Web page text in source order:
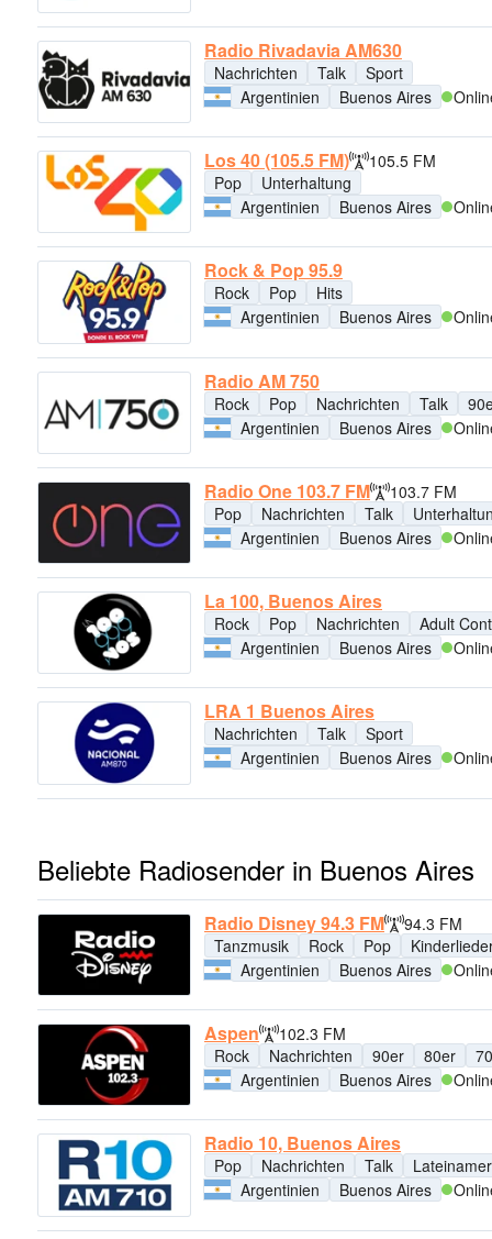
Radio Rivadavia AM630
Nachrichten Talk
Sport
Argentinien
Buenos Aires
Los 40 (105.5 FM)
105.5 FM
Pop
Unterhaltung
Argentinien
Buenos Aires
Rock & Pop 95.9
Rock Pop
Hits
Argentinien
Buenos Aires
Radio AM 750
Rock Pop Nachrichten Talk
Argentinien
Buenos Aires
Radio One 103.7 FM
103.7 FM
Pop
Nachrichten Talk
Argentinien
Buenos Aires
La 100, Buenos Aires
Rock Pop Nachrichten Adult
Argentinien
Buenos Aires
LRA 1 Buenos Aires
Nachrichten Talk
Sport
Argentinien
Buenos Aires
Beliebte Radiosender in Buenos Aires
Radio Disney 94.3 FM
94.3 FM
Tanzmusik
Rock Pop
Argentinien
Buenos Aires
Aspen
102.3 FM
Rock
Nachrichten 90er 80er
Argentinien
Buenos Aires
Radio 10, Buenos Aires
Pop Nachrichten Talk
Argentinien
Buenos Aires